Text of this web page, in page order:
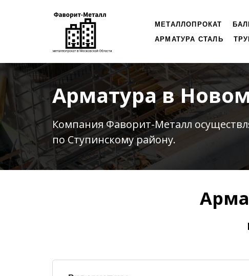
МЕТАЛЛОПРОКАТ
АРМАТУРА СТАЛЬ
Арматура в
Компания Фаворит-Металл
по Ступинскому району.